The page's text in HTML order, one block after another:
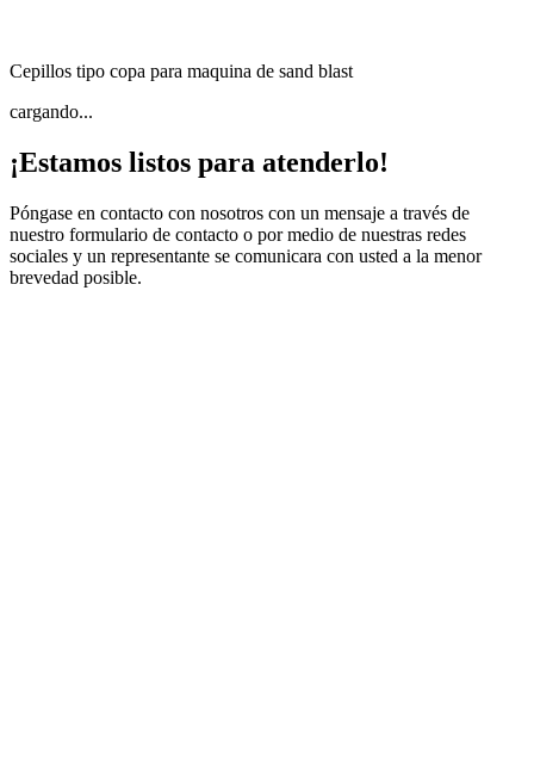
Cepillos tipo copa para maquina de sand blast
cargando...
¡Estamos listos para atenderlo!
Póngase en contacto con nosotros con un mensaje a través de
nuestro formulario de contacto o por medio de nuestras redes
sociales y un representante se comunicara con usted a la menor
brevedad posible.